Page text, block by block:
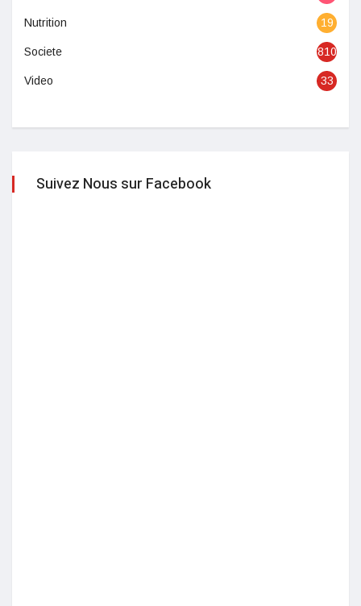
Nutrition 19
Societe 810
Video 33
Suivez Nous sur Facebook